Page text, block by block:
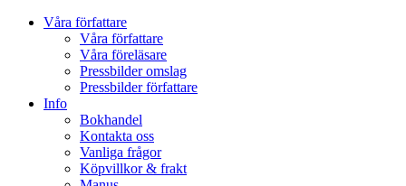
Våra författare
Våra författare
Våra föreläsare
Pressbilder omslag
Pressbilder författare
Info
Bokhandel
Kontakta oss
Vanliga frågor
Köpvillkor & frakt